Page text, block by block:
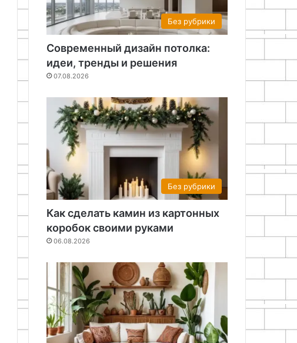
Без рубрики
Современный дизайн потолка:
идеи, тренды и решения
07.08.2026
Без рубрики
Как сделать камин из картонных
коробок своими руками
06.08.2026